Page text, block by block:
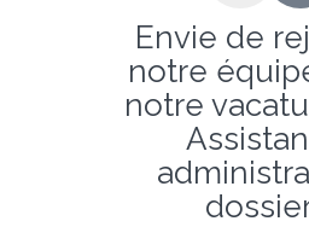
Envie de
notre
notre